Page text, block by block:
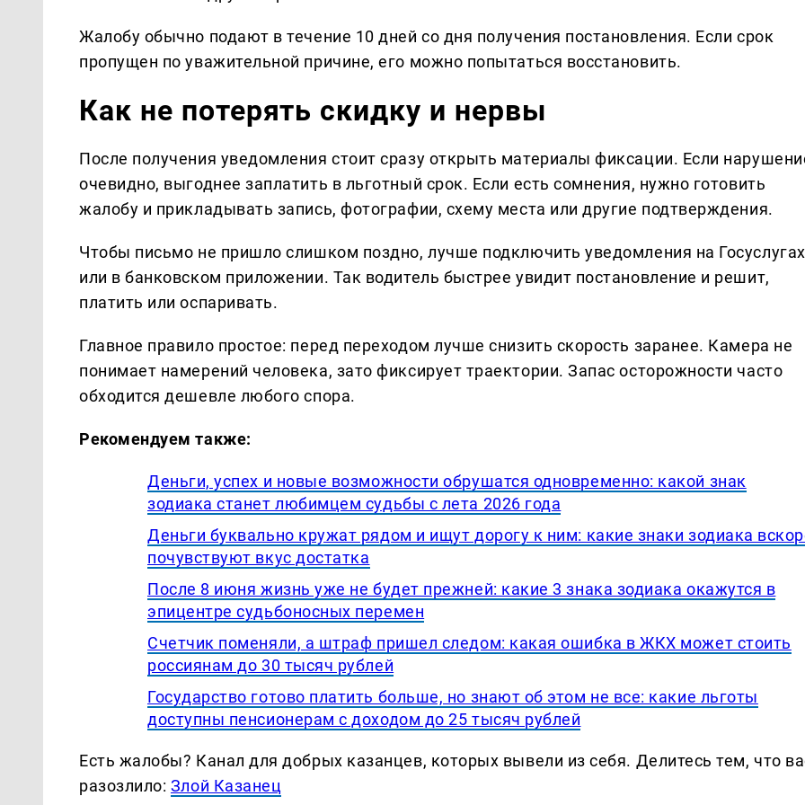
Жалобу обычно подают в течение 10 дней со дня получения постановления. Если срок
пропущен по уважительной причине, его можно попытаться восстановить.
Как не потерять скидку и нервы
После получения уведомления стоит сразу открыть материалы фиксации. Если
очевидно, выгоднее заплатить в льготный срок. Если есть сомнения, нужно готовить
жалобу и прикладывать запись, фотографии, схему места или другие подтверждения.
Чтобы письмо не пришло слишком поздно, лучше подключить уведомления на Госуслугах
или в банковском приложении. Так водитель быстрее увидит постановление и решит,
платить или оспаривать.
Главное правило простое: перед переходом лучше снизить скорость заранее. Камера не
понимает намерений человека, зато фиксирует траектории. Запас осторожности часто
обходится дешевле любого спора.
Рекомендуем также:
Деньги, успех и новые возможности обрушатся одновременно: какой знак
зодиака станет любимцем судьбы с лета 2026 года
Деньги буквально кружат рядом и ищут дорогу к ним: какие знаки зодиака
почувствуют вкус достатка
После 8 июня жизнь уже не будет прежней: какие 3 знака зодиака окажутся в
эпицентре судьбоносных перемен
Счетчик поменяли, а штраф пришел следом: какая ошибка в ЖКХ может стоить
россиянам до 30 тысяч рублей
Государство готово платить больше, но знают об этом не все: какие льготы
доступны пенсионерам с доходом до 25 тысяч рублей
Есть жалобы? Канал для добрых казанцев, которых вывели из себя. Делитеcь тем, что
разозлило: Злой Казанец